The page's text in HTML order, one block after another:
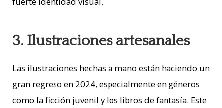
3. Ilustraciones artesanales
Las ilustraciones hechas a mano están haciendo un
gran regreso en 2024, especialmente en géneros
como la ficción juvenil y los libros de fantasía. Este